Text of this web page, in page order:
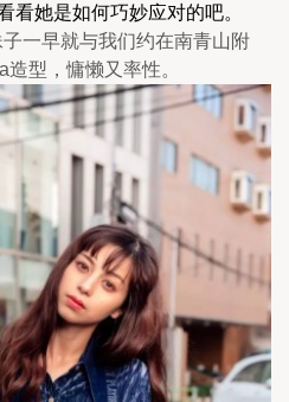
看她是如何巧妙应对的吧。
一早就与我们约在南青山附
型，慵懒又率性。